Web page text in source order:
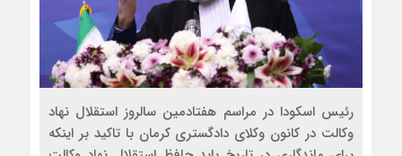
رئیس اسکودا در مراسم هفتادمین سالروز استقلال نهاد
وکالت در کانون وکلای دادگستری کرمان با تاکید بر اینکه